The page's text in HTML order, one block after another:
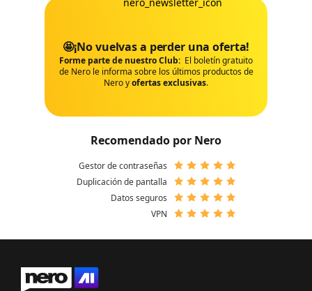
🤩¡No vuelvas a perder una oferta!
Forme parte de nuestro Club: El boletín gratuito
de Nero le informa sobre los últimos productos de
Nero yofertas exclusivas.
Recomendado por Nero
Gestor de contraseñas
Duplicación de pantalla
Datos seguros
VPN